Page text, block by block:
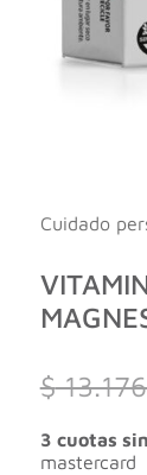
Cuidado
$
3 cuotas
mastercard